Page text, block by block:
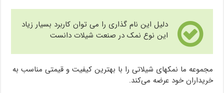
دلیل این نام گذاری را می توان کاربرد بسیار زیاد
این نوع نمک در صنعت شیلات دانست
مجموعه ما نمکهای شیلاتی را با بهترین کیفیت و قیمتی مناسب به
خریداران خود عرضه می‌کند.